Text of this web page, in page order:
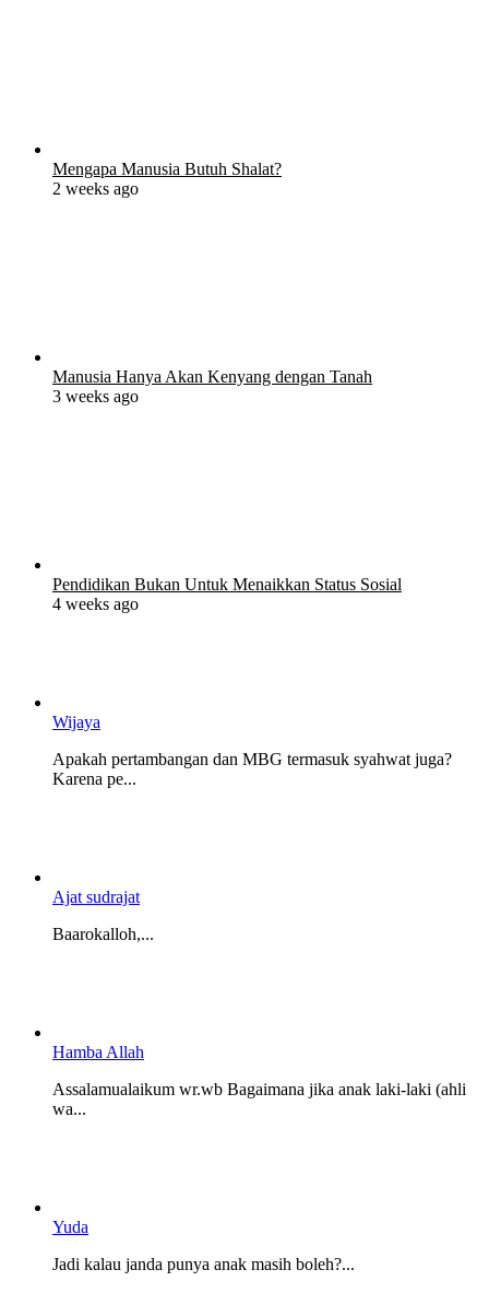
Mengapa Manusia Butuh Shalat?
2 weeks ago
Manusia Hanya Akan Kenyang dengan Tanah
3 weeks ago
Pendidikan Bukan Untuk Menaikkan Status Sosial
4 weeks ago
Wijaya
Apakah pertambangan dan MBG termasuk syahwat juga?
Karena pe...
Ajat sudrajat
Baarokalloh,...
Hamba Allah
Assalamualaikum wr.wb Bagaimana jika anak laki-laki (ahli
wa...
Yuda
Jadi kalau janda punya anak masih boleh?...